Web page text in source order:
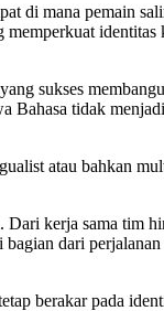
di mana pemain
sukses
tidak
atau bahkan
Dari kerja sama tim
bagian dari
berakar pada